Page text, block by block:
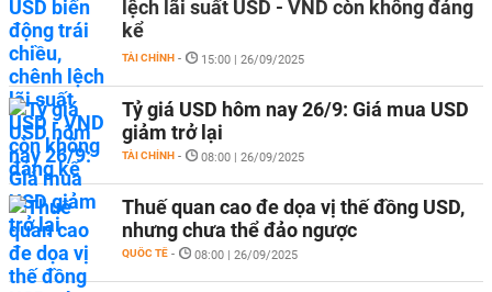
lệch lãi suất USD - VND còn không đáng
kể
TÀI CHÍNH - 15:00 | 26/09/2025
Tỷ giá USD hôm nay 26/9: Giá mua USD
giảm trở lại
TÀI CHÍNH - 08:00 | 26/09/2025
Thuế quan cao đe dọa vị thế đồng USD,
nhưng chưa thể đảo ngược
QUỐC TẾ - 08:00 | 26/09/2025